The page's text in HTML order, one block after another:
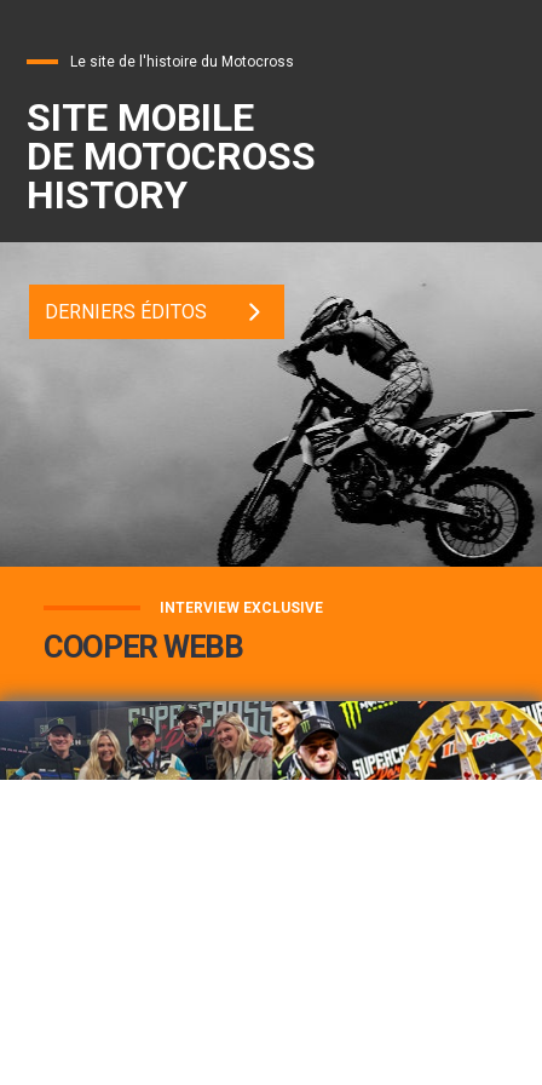
Le site de l'histoire du Motocross
SITE MOBILE
DE MOTOCROSS
HISTORY
DERNIERS ÉDITOS
INTERVIEW EXCLUSIVE
COOPER WEBB